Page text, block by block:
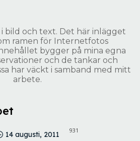
bild och text. Det här inlägget
ramen för Internetfotos
bygger på mina egna
och de tankar och
har väckt i samband med mitt
arbete.
14 augusti, 2011 931